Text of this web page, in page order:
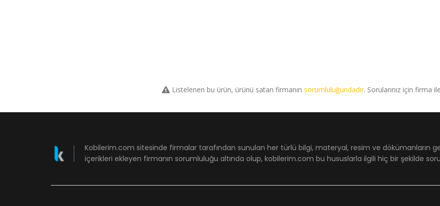
Listelenen bu ürün, ürünü satan firmanın sorumluluğundadır. Sorularınız için firma
Kobilerim.com sitesinde firmalar tarafından sunulan her türlü bilgi, materyal, resim ve dökümanların
içerikleri ekleyen firmanın sorumluluğu altında olup, kobilerim.com bu hususlarla ilgili hiç bir şekilde